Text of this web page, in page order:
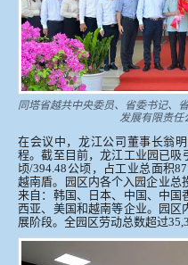
同塔省越共中央委员、省委书记、
发展有限责任
在会议中，龙江公司董事长翁
程。截至目前，龙江工业园已吸
顷/394.48公顷，占工业总面积
越南盾。园区内各个入园企业总
来自：韩国、日本、中国、中国
西亚、美国和越南等企业。园区
展阶段。全园区劳动总数超过